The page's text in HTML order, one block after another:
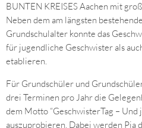
BUNTEN KREISES Aachen mit
Neben dem am längsten
Grundschulalter konnte das
für jugendliche Geschwister als
etablieren.
Für Grundschüler und
drei Terminen pro Jahr die
dem Motto “GeschwisterTag – Und
auszuprobieren. Dabei werden Pia